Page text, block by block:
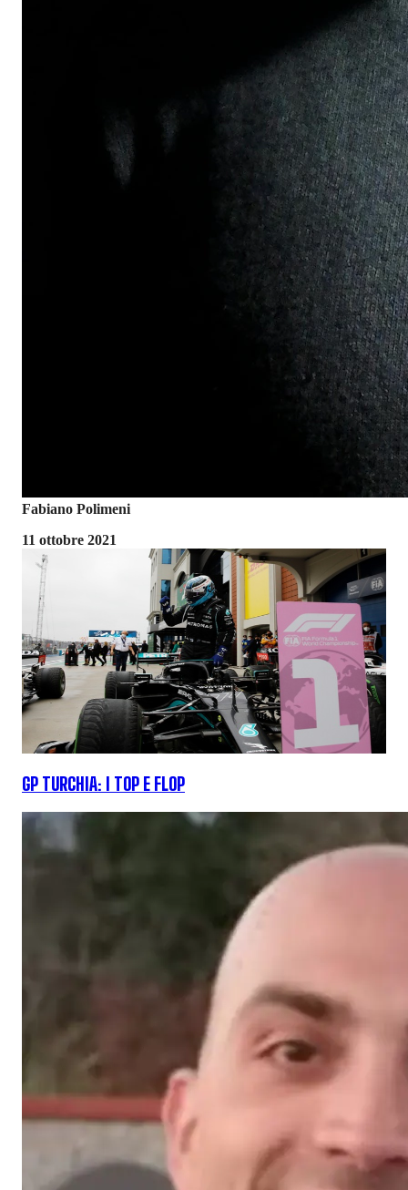
Fabiano Polimeni
11 ottobre 2021
GP TURCHIA: I TOP E FLOP